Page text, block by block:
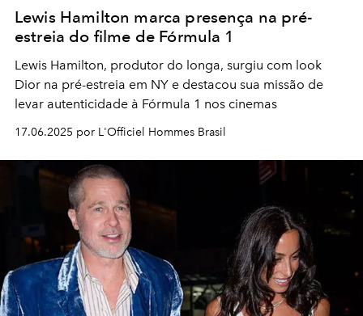
Lewis Hamilton marca presença na pré-
estreia do filme de Fórmula 1
Lewis Hamilton, produtor do longa, surgiu com look
Dior na pré-estreia em NY e destacou sua missão de
levar autenticidade à Fórmula 1 nos cinemas
17.06.2025 por L'Officiel Hommes Brasil